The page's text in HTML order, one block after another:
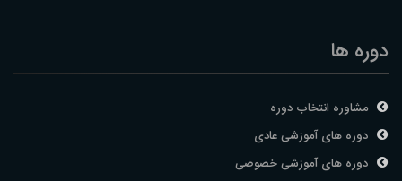
دوره ها
مشاوره انتخاب دوره
دوره های آموزشی عادی
دوره های آموزشی خصوصی